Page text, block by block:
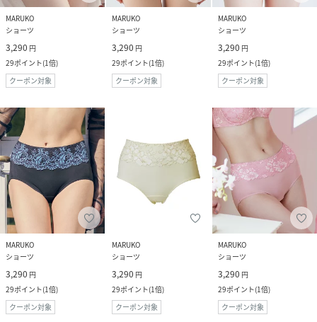
MARUKO
ショーツ
3,290 円
29ポイント(1倍)
クーポン対象
MARUKO
ショーツ
3,290 円
29ポイント(1倍)
クーポン対象
MARUKO
ショーツ
3,290 円
29ポイント(1倍)
クーポン対象
MARUKO
ショーツ
3,290 円
29ポイント(1倍)
クーポン対象
MARUKO
ショーツ
3,290 円
29ポイント(1倍)
クーポン対象
MARUKO
ショーツ
3,290 円
29ポイント(1倍)
クーポン対象